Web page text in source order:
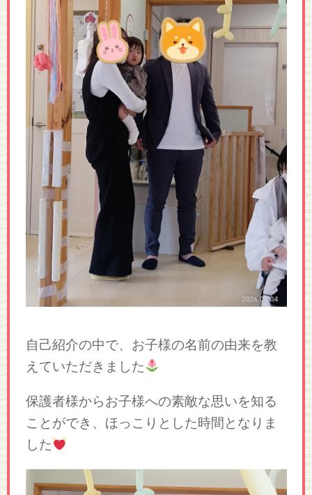
自己紹介の中で、お子様の名前の由来を教
えていただきました
保護者様からお子様への素敵な思いを知る
ことができ、ほっこりとした時間となりま
した